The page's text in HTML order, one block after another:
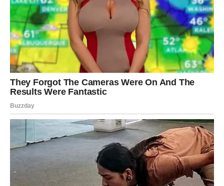
sudbinom
Emotivni intenzitet i unutrašnji lomovi
Lavovi će tokom ovog perioda prolaziti kroz snažne
unutrašnje procese. Emocije mogu biti pojačane, a osećaj
nesigurnosti se može pojaviti čak i kod onih koji su navikli
na stabilnost. Ovo je vreme kada se ruše unutrašnje
barijere i kada se dolazi do dubljeg razumevanja sebe.
Mnogi će osetiti potrebu da preispitaju sopstvene izbore,
odnose i pravac kojim idu. Ovaj proces može biti težak, ali
je neophodan za dalji razvoj.